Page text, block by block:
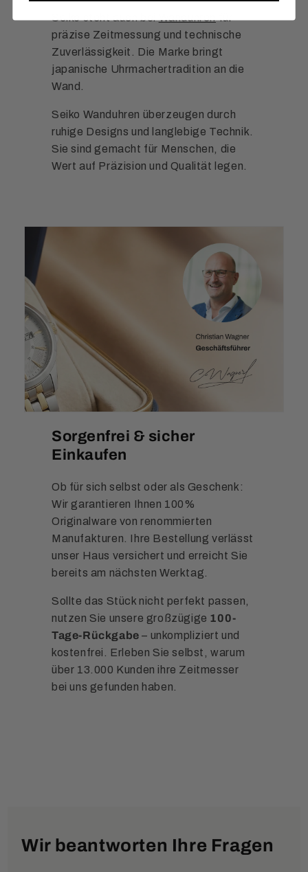
Seiko steht auch beiWanduhrenfür
präzise Zeitmessung und technische
Zuverlässigkeit. Die Marke bringt
japanische Uhrmachertradition an die
Wand.
Seiko Wanduhren überzeugen durch
ruhige Designs und langlebige Technik.
Sie sind gemacht für Menschen, die
Wert auf Präzision und Qualität legen.
Sorgenfrei & sicher
Einkaufen
Ob für sich selbst oder als Geschenk:
Wir garantieren Ihnen 100%
Originalware von renommierten
Manufakturen. Ihre Bestellung verlässt
unser Haus versichert und erreicht Sie
bereits am nächsten Werktag.
Sollte das Stück nicht perfekt passen,
nutzen Sie unsere großzügige 100-
Tage-Rückgabe – unkompliziert und
kostenfrei. Erleben Sie selbst, warum
über 13.000 Kunden ihre Zeitmesser
bei uns gefunden haben.
Wir beantworten Ihre Fragen